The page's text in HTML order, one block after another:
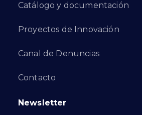
Catálogo y documentación
Proyectos de Innovación
Canal de Denuncias
Contacto
Newsletter